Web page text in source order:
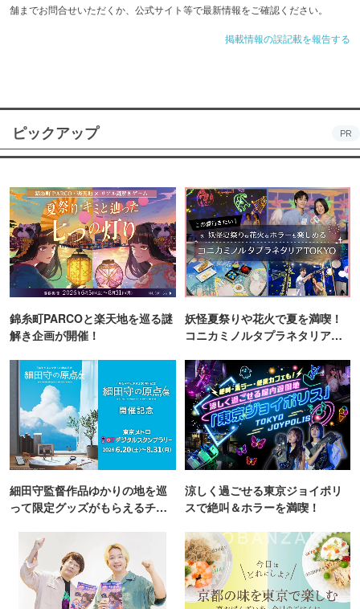
舗までお問合せいただくか、公式サイト等で最新情報をご確認ください。
掲載情報の誤記載を報告する
ピックアップ PR
錦糸町PARCOと楽天地を巡る謎
解き企画が開催！
妖怪夏祭りや花火で夏を満喫！
コニカミノルタプラネタリア
細田守監督作品ゆかりの地を巡
って限定グッズがもらえるチャ
涼しく過ごせる東京ジョイポリ
スで絶叫＆ホラーを満喫！